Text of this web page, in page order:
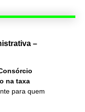
–
na taxa
para quem